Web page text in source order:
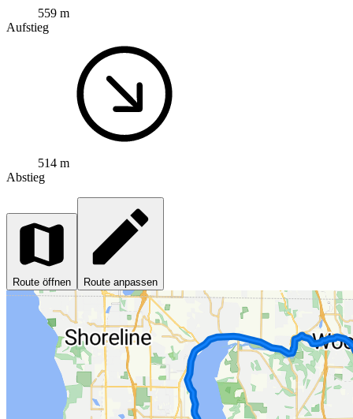
559 m
Aufstieg
514 m
Abstieg
Route öffnen Route anpassen